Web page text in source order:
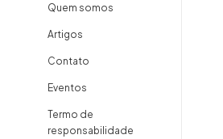
Quem somos
Artigos
Contato
Eventos
Termo de
responsabilidade